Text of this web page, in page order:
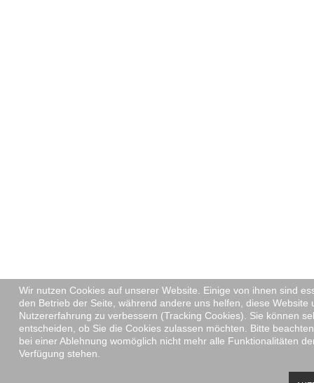
Wir nutzen Cookies auf unserer Website. Einige von ihnen sind
den Betrieb der Seite, während andere uns helfen, diese Website
Nutzererfahrung zu verbessern (Tracking Cookies). Sie können
entscheiden, ob Sie die Cookies zulassen möchten. Bitte
bei einer Ablehnung womöglich nicht mehr alle Funktionalitäten
Verfügung stehen.